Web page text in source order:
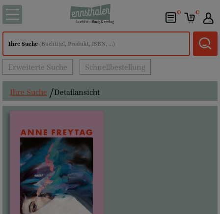
0 0
Ihre Suche (Buchtitel, Produkt, ISBN, ...)
Erweiterte Suche Schnellbestellung
Ihre Suche Detailansicht